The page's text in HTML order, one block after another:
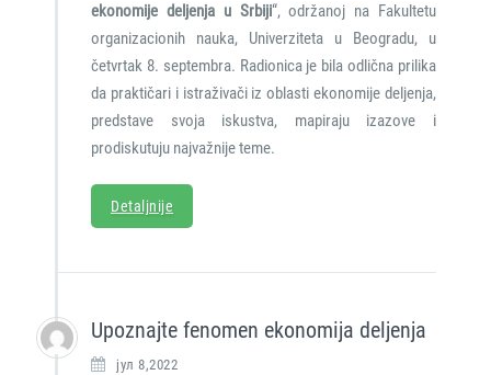
ekonomije deljenja u Srbiji“, održanoj na Fakultetu
organizacionih nauka, Univerziteta u Beogradu, u
četvrtak 8. septembra. Radionica je bila odlična prilika
da praktičari i istraživači iz oblasti ekonomije deljenja,
predstave svoja iskustva, mapiraju izazove i
prodiskutuju najvažnije teme.
Detaljnije
Upoznajte fenomen ekonomija deljenja
јул 8,2022